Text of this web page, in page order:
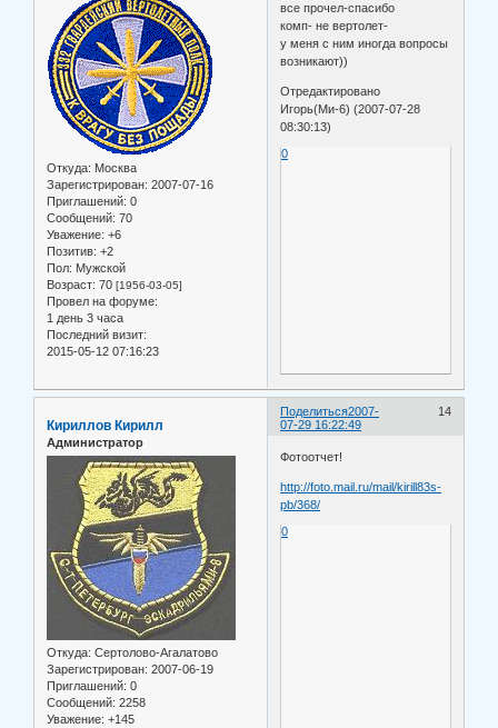
Откуда: Москва
Зарегистрирован: 2007-07-16
Приглашений: 0
Сообщений: 70
Уважение: +6
Позитив: +2
Пол: Мужской
Возраст: 70 [1956-03-05]
Провел на форуме:
1 день 3 часа
Последний визит:
2015-05-12 07:16:23
все прочел-спасибо
комп- не вертолет-
у меня с ним инoгда вопросы
возникают))
Отредактировано
Игорь(Ми-6) (2007-07-28
08:30:13)
0
Поделиться 14
2007-
07-29 16:22:49
Кириллов Кирилл
Администратор
Откуда: Сертолово-Агалатово
Зарегистрирован: 2007-06-19
Приглашений: 0
Сообщений: 2258
Уважение: +145
Фотоотчет!
http://foto.mail.ru/mail/kirill83s-
pb/368/
0